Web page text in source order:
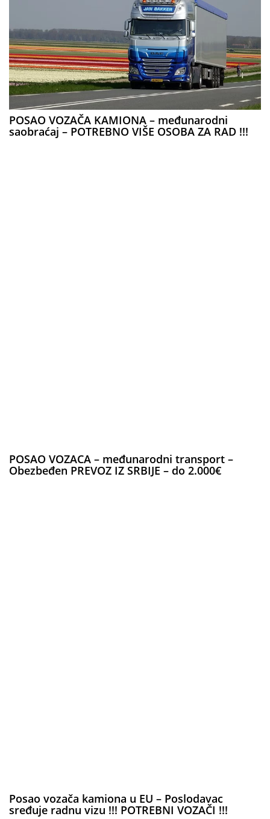
POSAO VOZAČA KAMIONA – međunarodni
saobraćaj – POTREBNO VIŠE OSOBA ZA RAD !!!
POSAO VOZACA – međunarodni transport –
Obezbeđen PREVOZ IZ SRBIJE – do 2.000€
Posao vozača kamiona u EU – Poslodavac
sređuje radnu vizu !!! POTREBNI VOZAČI !!!